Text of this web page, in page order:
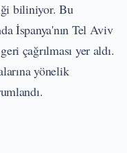
biliniyor. Bu
İspanya'nın Tel Aviv
çağrılması yer aldı.
yönelik